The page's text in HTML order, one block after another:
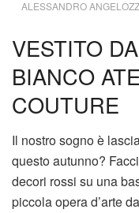
ALESSANDRO
VESTITO
BIANCO
COUTURE
Il nostro sogno è
questo autunno?
decori rossi su una
piccola opera d’arte